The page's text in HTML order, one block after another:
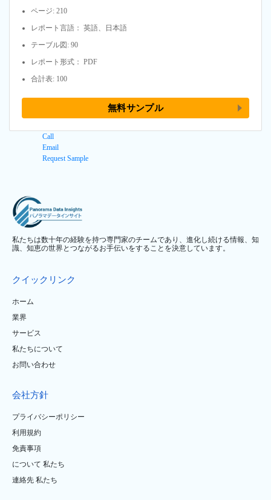
ページ: 210
レポート言語： 英語、日本語
テーブル図: 90
レポート形式： PDF
合計表: 100
無料サンプル
Call
Email
Request Sample
私たちは数十年の経験を持つ専門家のチームであり、進化し続ける情報、知
識、知恵の世界とつながるお手伝いをすることを決意しています。
クイックリンク
ホーム
業界
サービス
私たちについて
お問い合わせ
会社方針
プライバシーポリシー
利用規約
免責事項
について 私たち
連絡先 私たち